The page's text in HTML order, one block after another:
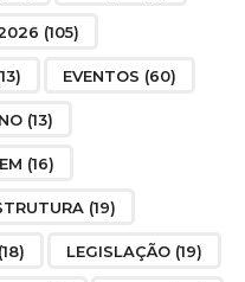
(105)
EVENTOS (60)
(13)
(16)
(19)
(18) LEGISLAÇÃO (19)